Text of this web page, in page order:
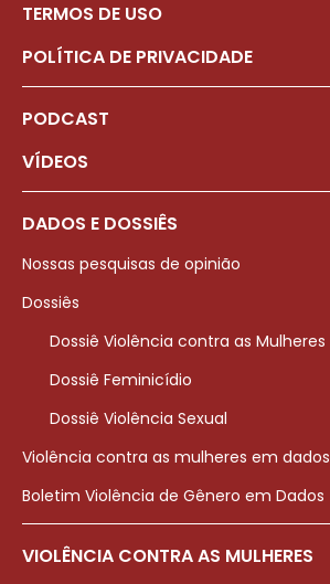
TERMOS DE USO
POLÍTICA DE PRIVACIDADE
PODCAST
VÍDEOS
DADOS E DOSSIÊS
Nossas pesquisas de opinião
Dossiês
Dossiê Violência contra as Mulheres
Dossiê Feminicídio
Dossiê Violência Sexual
Violência contra as mulheres em dados
Boletim Violência de Gênero em Dados
VIOLÊNCIA CONTRA AS MULHERES